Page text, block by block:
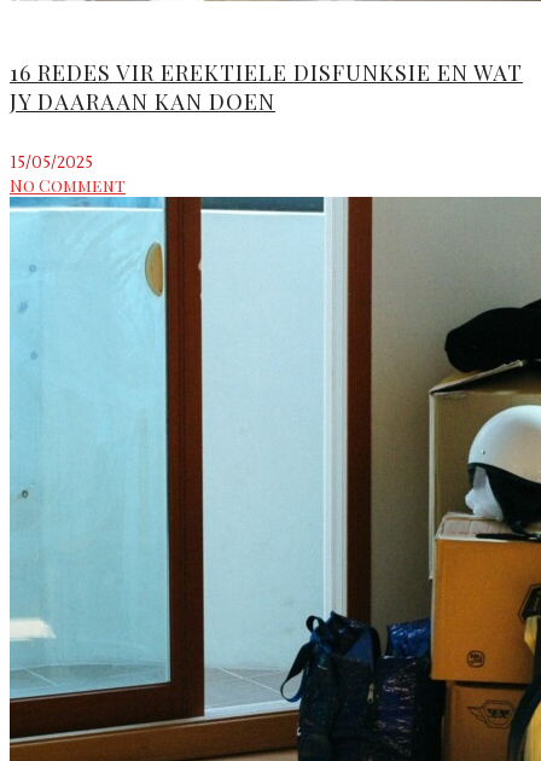
16 REDES VIR EREKTIELE DISFUNKSIE EN WAT
JY DAARAAN KAN DOEN
15/05/2025
No Comment